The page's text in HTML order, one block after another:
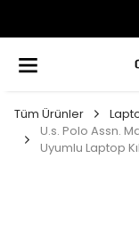
Tüm Ürünler
U.s. Polo Assn.
Uyumlu Laptop